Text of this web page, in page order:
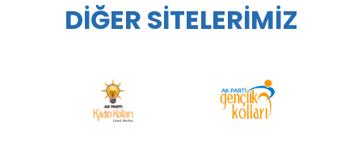
DİĞER SİTELERİMİZ